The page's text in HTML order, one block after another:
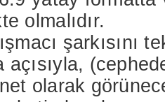
olmalıdır.
şarkısını
açısıyla,
net olarak